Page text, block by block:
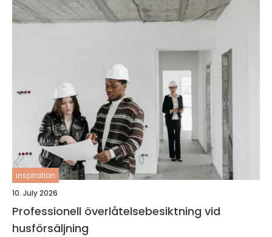
inspiration
10. July 2026
Professionell överlåtelsebesiktning vid
husförsäljning